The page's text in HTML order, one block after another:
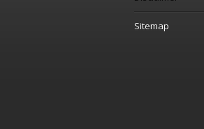
Sitemap